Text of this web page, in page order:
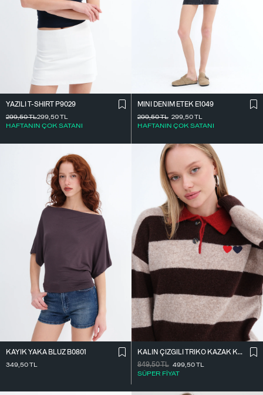
YAZILI T-SHIRT P9029
299,50TL
HAFTANIN ÇOK SATANI
299,50TL
MINI DENIM ETEK E1049
299,50TL
HAFTANIN ÇOK SATANI
299,50TL
KAYIK YAKA BLUZ B0801
349,50TL
KALIN ÇIZGILI TRIKO KAZAK K7790
849,50TL 499,50TL
SÜPER FİYAT